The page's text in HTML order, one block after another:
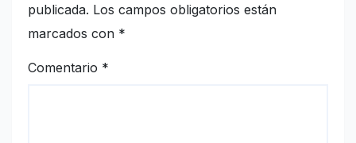
publicada. Los campos obligatorios están
marcados con *
Comentario *